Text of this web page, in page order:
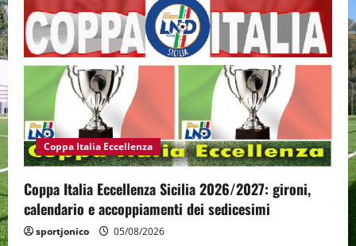
Coppa Italia Eccellenza
Coppa Italia Eccellenza Sicilia 2026/2027: gironi,
calendario e accoppiamenti dei sedicesimi
sportjonico 05/08/2026